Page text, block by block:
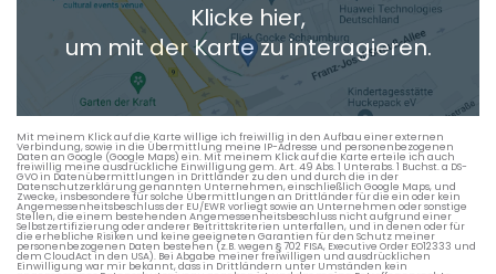
+ Aktuellen Standort hinzufügen
Die berechneten Anreisezeiten basieren auf den
Verkehrsdaten eines typischen Dienstag morgens um 8:30.
Klicke hier,
um mit der Karte zu interagieren.
Mit meinem Klick auf die Karte willige ich freiwillig in den Aufbau einer externen
Verbindung, sowie in die Übermittlung meine IP-Adresse und personenbezogenen
Daten an Google (Google Maps) ein. Mit meinem Klick auf die Karte erteile ich auch
freiwillig meine ausdrückliche Einwilligung gem. Art. 49 Abs. 1 Unterabs. 1 Buchst. a DS-
GVO in Datenübermittlungen in Drittländer zu den und durch die in der
Datenschutzerklärung genannten Unternehmen, einschließlich Google Maps, und
Zwecke, insbesondere für solche Übermittlungen an Drittländer für die ein oder kein
Angemessenheitsbeschluss der EU/EWR vorliegt sowie an Unternehmen oder sonstige
Stellen, die einem bestehenden Angemessenheitsbeschluss nicht aufgrund einer
Selbstzertifizierung oder anderer Beitrittskriterien unterfallen, und in denen oder für
die erhebliche Risiken und keine geeigneten Garantien für den Schutz meiner
personenbezogenen Daten bestehen (z.B. wegen § 702 FISA, Executive Order EO12333 und
dem CloudAct in den USA). Bei Abgabe meiner freiwilligen und ausdrücklichen
Einwilligung war mir bekannt, dass in Drittländern unter Umständen kein